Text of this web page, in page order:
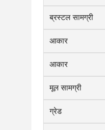
ब्रस्टल सामग्री
आकार
आकार
मूल सामग्री
ग्रेड